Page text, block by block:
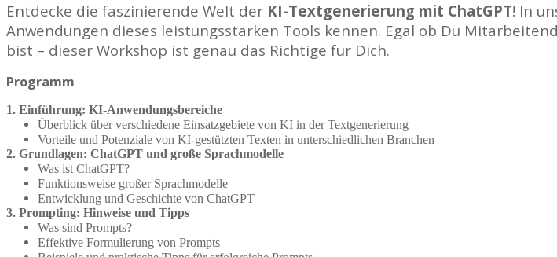
Entdecke die faszinierende Welt der KI-Textgenerierung mit ChatGPT! In
Anwendungen dieses leistungsstarken Tools kennen. Egal ob Du
bist – dieser Workshop ist genau das Richtige für Dich.
Programm
1. Einführung: KI-Anwendungsbereiche
Überblick über verschiedene Einsatzgebiete von KI in der Textgenerierung
Vorteile und Potenziale von KI-gestützten Texten in unterschiedlichen Branchen
2. Grundlagen: ChatGPT und große Sprachmodelle
Was ist ChatGPT?
Funktionsweise großer Sprachmodelle
Entwicklung und Geschichte von ChatGPT
3. Prompting: Hinweise und Tipps
Was sind Prompts?
Effektive Formulierung von Prompts